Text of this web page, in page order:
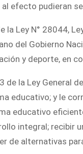
efecto pudieran
la Ley N° 28044,
del Gobierno
y deporte, en
de la Ley General
educativo; y le
educativo
integral; recibir
de alternativas